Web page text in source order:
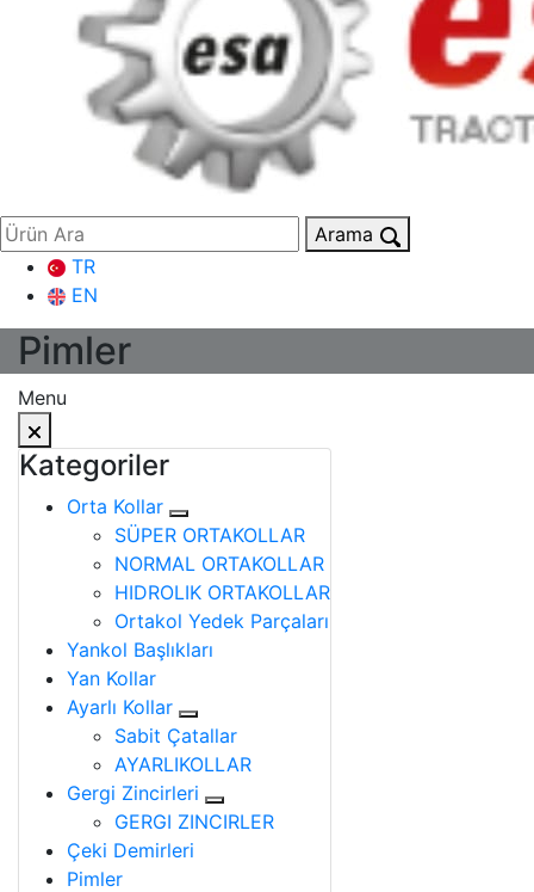
Arama
TR
EN
Pimler
Menu
Kategoriler
Orta Kollar
SÜPER ORTAKOLLAR
NORMAL ORTAKOLLAR
HIDROLIK ORTAKOLLAR
Ortakol Yedek Parçaları
Yankol Başlıkları
Yan Kollar
Ayarlı Kollar
Sabit Çatallar
AYARLIKOLLAR
Gergi Zincirleri
GERGI ZINCIRLER
Çeki Demirleri
Pimler